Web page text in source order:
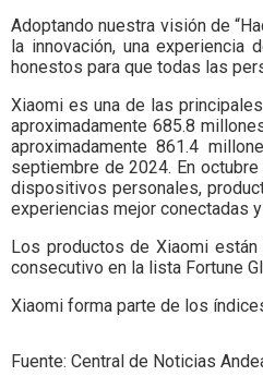
Adoptando nuestra visión de
la innovación, una
honestos para que todas las
Xiaomi es una de las
aproximadamente 685.8
aproximadamente 861.4
septiembre de 2024. En
dispositivos personales,
experiencias mejor conectadas
Los productos de Xiaomi
consecutivo en la lista Fortune
Xiaomi forma parte de los
Fuente: Central de Noticias